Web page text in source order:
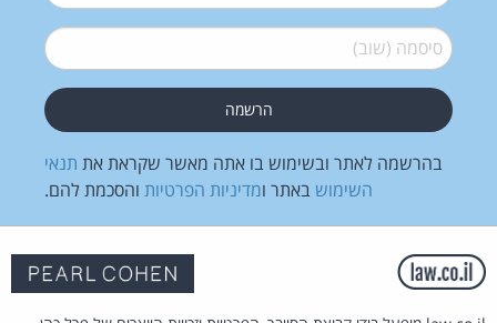
סיסמה (שוב)*
בהרשמה לאתר ובשימוש בו אתה מאשר שקראת את תנאי
השימוש באתר ומדיניות הפרטיות והסכמת להם.